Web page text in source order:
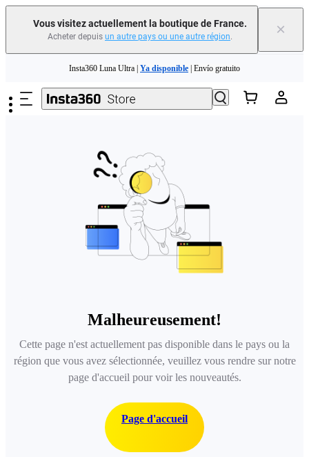
Vous visitez actuellement la boutique de France.
Acheter depuis un autre pays ou une autre région. ×
Need shopping help? | Chat with our experts now!
Insta360 Luna Ultra | Ya disponible | Envío gratuito
Malheureusement!
Cette page n'est actuellement pas disponible dans le pays ou la
région que vous avez sélectionnée, veuillez vous rendre sur notre
page d'accueil pour voir les nouveautés.
Page d'accueil